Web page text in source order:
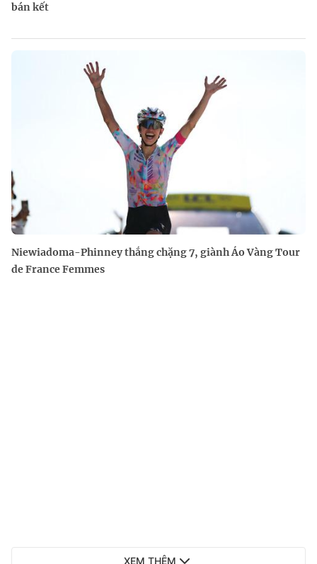
bán kết
Niewiadoma-Phinney thắng chặng 7, giành Áo Vàng Tour
de France Femmes
XEM THÊM